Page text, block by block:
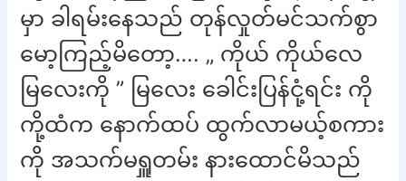
မှာ ခါရမ်းနေသည် တုန်လှုတ်မင်သက်စွာ
မော့ကြည့်မိတော့…. „ ကိုယ် ကိုယ်လေ
မြလေးကို ” မြလေး ခေါင်းပြန်ငုံ့ရင်း ကို
ကို့ထံက နောက်ထပ် ထွက်လာမယ့်စကား
ကို အသက်မရှူတမ်း နားထောင်မိသည်